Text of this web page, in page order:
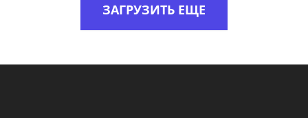
ЗАГРУЗИТЬ ЕЩЕ